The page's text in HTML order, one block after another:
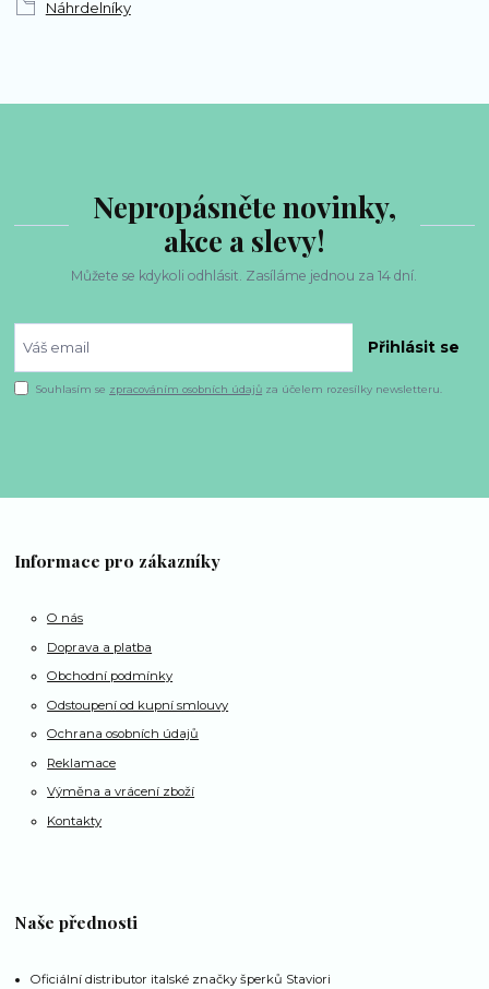
Náhrdelníky
Nepropásněte novinky,
akce a slevy!
Můžete se kdykoli odhlásit. Zasíláme jednou za 14 dní.
Přihlásit se
Souhlasím se zpracováním osobních údajů za účelem rozesílky newsletteru.
Informace pro zákazníky
O nás
Doprava a platba
Obchodní podmínky
Odstoupení od kupní smlouvy
Ochrana osobních údajů
Reklamace
Výměna a vrácení zboží
Kontakty
Naše přednosti
Oficiální distributor italské značky šperků Staviori